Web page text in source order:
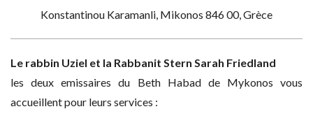
Konstantinou Karamanli, Mikonos 846 00, Grèce
Le rabbin Uziel et la Rabbanit Stern Sarah Friedland
les deux emissaires du Beth Habad de Mykonos vous
accueillent pour leurs services :